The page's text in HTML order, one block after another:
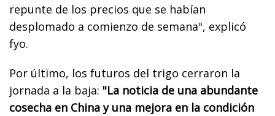
repunte de los precios que se habían
desplomado a comienzo de semana", explicó
fyo.
Por último, los futuros del trigo cerraron la
jornada a la baja: "La noticia de una abundante
cosecha en China y una mejora en la condición